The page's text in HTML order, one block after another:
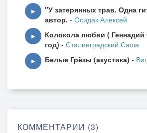
▶
"У затерянных трав. Одна
автор. - Осидак Алексей
▶
Колокола любви ( Геннадий
год) - Сталинградский Саша
▶ Белые Грёзы (акустика) -
КОММЕНТАРИИ (3)